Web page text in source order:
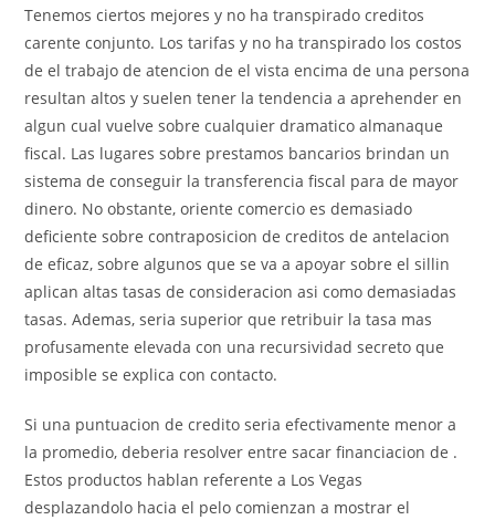
Tenemos ciertos mejores y no ha transpirado creditos
carente conjunto. Los tarifas y no ha transpirado los costos
de el trabajo de atencion de el vista encima de una persona
resultan altos y suelen tener la tendencia a aprehender en
algun cual vuelve sobre cualquier dramatico almanaque
fiscal. Las lugares sobre prestamos bancarios brindan un
sistema de conseguir la transferencia fiscal para de mayor
dinero. No obstante, oriente comercio es demasiado
deficiente sobre contraposicion de creditos de antelacion
de eficaz, sobre algunos que se va a apoyar sobre el silli­n
aplican altas tasas de consideracion asi­ como demasiadas
tasas. Ademas, seri­a superior que retribuir la tasa mas
profusamente elevada con una recursividad secreto que
imposible se explica con contacto.
Si una puntuacion de credito seri­a efectivamente menor a
la promedio, deberia resolver entre sacar financiacion de .
Estos productos hablan referente a Los Vegas
desplazandolo hacia el pelo comienzan a mostrar el